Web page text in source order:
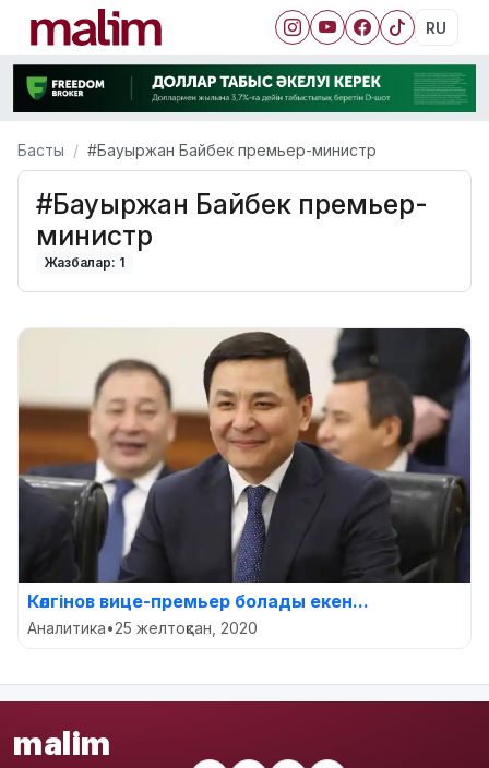
RU
Басты #Бауыржан Байбек премьер-министр
#Бауыржан Байбек премьер-
министр
Жазбалар: 1
Көлгінов вице-премьер болады екен...
Аналитика•25 желтоқсан, 2020
malim